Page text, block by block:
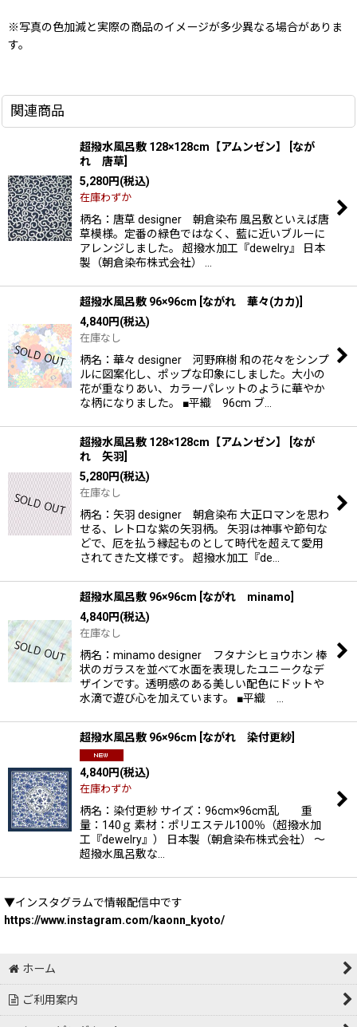
※写真の色加減と実際の商品のイメージが多少異なる場合がありま
す。
関連商品
超撥水風呂敷 128×128cm【アムンゼン】
なが
れ 唐草
5,280円(税込)
在庫わずか
柄名：唐草 designer 朝倉染布 風呂敷といえば唐
草模様。定番の緑色ではなく、藍に近いブルーに
アレンジしました。 超撥水加工『dewelry』 日本
製（朝倉染布株式会社） …
超撥水風呂敷 96×96cm ながれ 華々(カカ)
4,840円(税込)
在庫なし
柄名：華々 designer 河野麻樹 和の花々をシンプ
ルに図案化し、ポップな印象にしました。大小の
花が重なりあい、カラーパレットのように華やか
な柄になりました。 ■平織 96cm ブ…
超撥水風呂敷 128×128cm【アムンゼン】
なが
れ 矢羽
5,280円(税込)
在庫なし
柄名：矢羽 designer 朝倉染布 大正ロマンを思わ
せる、レトロな紫の矢羽柄。 矢羽は神事や節句な
どで、厄を払う縁起ものとして時代を超えて愛用
されてきた文様です。 超撥水加工『de…
超撥水風呂敷 96×96cm ながれ minamo
4,840円(税込)
在庫なし
柄名：minamo designer フタナシヒョウホン 棒
状のガラスを並べて水面を表現したユニークなデ
ザインです。透明感のある美しい配色にドットや
水滴で遊び心を加えています。 ■平織 …
超撥水風呂敷 96×96cm ながれ 染付更紗
4,840円(税込)
在庫わずか
柄名：染付更紗 サイズ：96cm×96cm乱 重
量：140ｇ 素材：ポリエステル100％（超撥水加
工『dewelry』） 日本製（朝倉染布株式会社） 〜
超撥水風呂敷な…
▼インスタグラムで情報配信中です
https://www.instagram.com/kaonn_kyoto/
ホーム
ご利用案内